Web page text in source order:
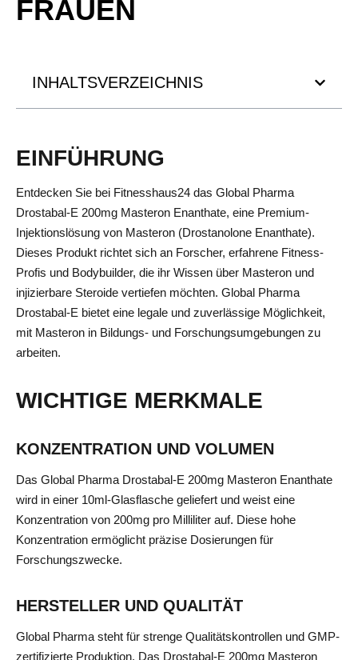
FRAUEN
INHALTSVERZEICHNIS
EINFÜHRUNG
Entdecken Sie bei Fitnesshaus24 das Global Pharma
Drostabal-E 200mg Masteron Enanthate, eine Premium-
Injektionslösung von Masteron (Drostanolone Enanthate).
Dieses Produkt richtet sich an Forscher, erfahrene Fitness-
Profis und Bodybuilder, die ihr Wissen über Masteron und
injizierbare Steroide vertiefen möchten. Global Pharma
Drostabal-E bietet eine legale und zuverlässige Möglichkeit,
mit Masteron in Bildungs- und Forschungsumgebungen zu
arbeiten.
WICHTIGE MERKMALE
KONZENTRATION UND VOLUMEN
Das Global Pharma Drostabal-E 200mg Masteron Enanthate
wird in einer 10ml-Glasflasche geliefert und weist eine
Konzentration von 200mg pro Milliliter auf. Diese hohe
Konzentration ermöglicht präzise Dosierungen für
Forschungszwecke.
HERSTELLER UND QUALITÄT
Global Pharma steht für strenge Qualitätskontrollen und GMP-
zertifizierte Produktion. Das Drostabal-E 200mg Masteron